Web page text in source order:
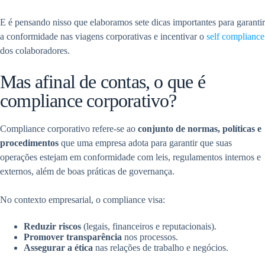
E é pensando nisso que elaboramos sete dicas importantes para garantir
a conformidade nas viagens corporativas e incentivar o self compliance
dos colaboradores.
Mas afinal de contas, o que é
compliance corporativo?
Compliance corporativo refere-se ao conjunto de normas, políticas e
procedimentos que uma empresa adota para garantir que suas
operações estejam em conformidade com leis, regulamentos internos e
externos, além de boas práticas de governança.
No contexto empresarial, o compliance visa:
Reduzir riscos (legais, financeiros e reputacionais).
Promover transparência nos processos.
Assegurar a ética nas relações de trabalho e negócios.